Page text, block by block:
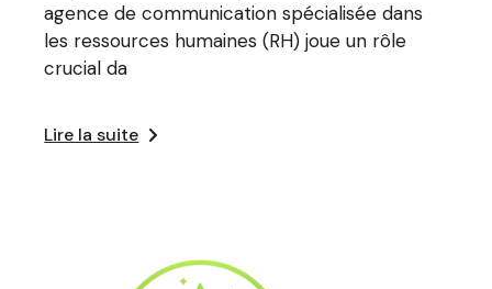
agence de communication spécialisée dans
les ressources humaines (RH) joue un rôle
crucial da
Lire la suite